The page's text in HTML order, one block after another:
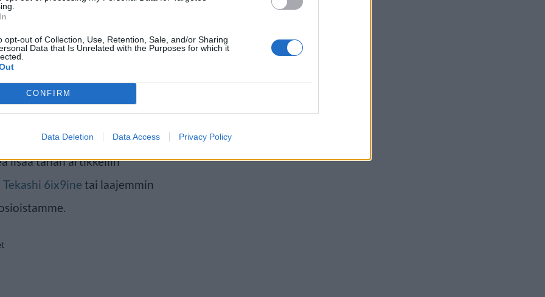
opt-out of Collection, Use, Retention, Sale, and/or Sharing
Data that Is Unrelated with the Purposes for which it
CONFIRM
Data Deletion Data Access Privacy Policy
loppupuolella. Yleisö sai
kuinka Meksiko otti 5-4-voiton
kuinka hänet heitettiin ulos
jälleen kerran liian humalassa.
lähteeksiklikkaamalla tästäja
lisää tähän artikkeliin
Tekashi 6ix9ine tai laajemmin